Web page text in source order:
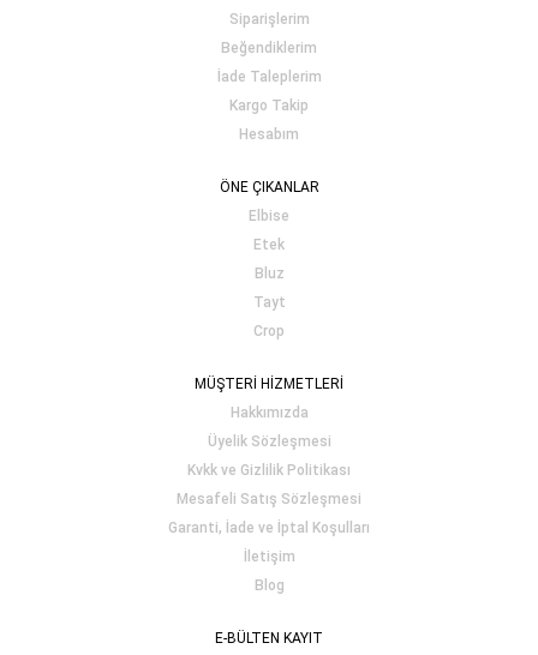
Siparişlerim
Beğendiklerim
İade Taleplerim
Kargo Takip
Hesabım
ÖNE ÇIKANLAR
Elbise
Etek
Bluz
Tayt
Crop
MÜŞTERİ HİZMETLERİ
Hakkımızda
Üyelik Sözleşmesi
Kvkk ve Gizlilik Politikası
Mesafeli Satış Sözleşmesi
Garanti, İade ve İptal Koşulları
İletişim
Blog
E-BÜLTEN KAYIT